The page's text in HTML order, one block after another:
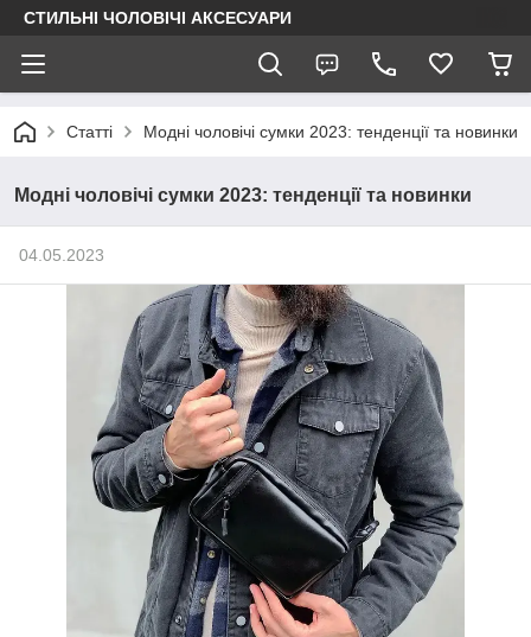
СТИЛЬНІ ЧОЛОВІЧІ АКСЕСУАРИ
Статті Модні чоловічі сумки 2023: тенденції та новинки
Модні чоловічі сумки 2023: тенденції та новинки
04.05.2023